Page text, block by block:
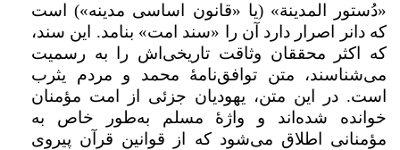
«دُستور المدینة» (یا «قانون اساسی مدینه») است
که دانر اصرار دارد آن را «سند امت» بنامد. این سند،
که اکثر محققان وثاقت تاریخی‌اش را به رسمیت
می‌شناسند، متن توافق‌نامۀ محمد و مردم یثرب
است. در این متن، یهودیان جزئی از امت مؤمنان
خوانده شده‌اند و واژۀ مسلم به‌طور خاص به
مؤمنانی اطلاق می‌شود که از قوانین قرآن پیروی